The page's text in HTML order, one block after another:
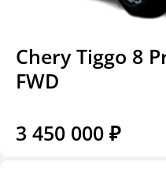
Chery Tiggo 8
FWD
3 450 000 ₽